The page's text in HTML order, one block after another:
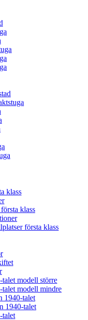
klass
klass
första klass
modell större
talet modell mindre
1940-talet
1940-talet
talet